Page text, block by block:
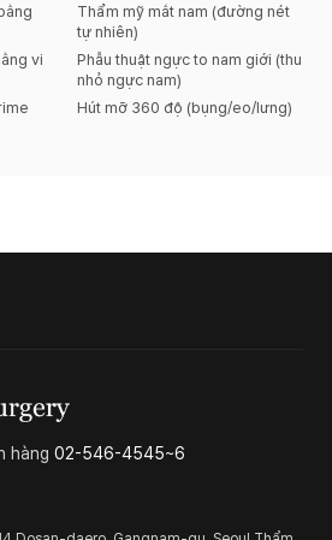
vi
Thẩm mỹ mắt nam (đường nét
tự nhiên)
Phẫu thuật ngực to nam giới (thu
nhỏ ngực nam)
Hút mỡ 360 độ (bụng/eo/lưng)
hàng 02-546-4545~6